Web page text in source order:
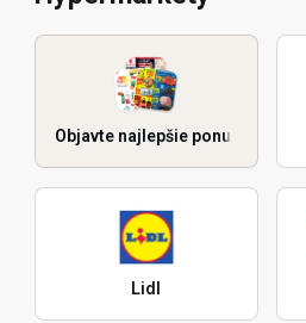
Objavte najlepšie ponuky
Lidl